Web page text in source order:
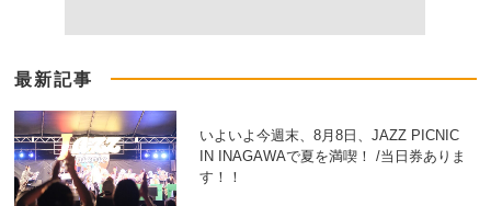
最新記事
いよいよ今週末、8月8日、JAZZ PICNIC
IN INAGAWAで夏を満喫！ /当日券ありま
す！！